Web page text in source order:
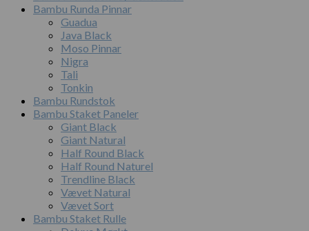
Bambu Runda Pinnar
Guadua
Java Black
Moso Pinnar
Nigra
Tali
Tonkin
Bambu Rundstok
Bambu Staket Paneler
Giant Black
Giant Natural
Half Round Black
Half Round Naturel
Trendline Black
Vævet Natural
Vævet Sort
Bambu Staket Rulle